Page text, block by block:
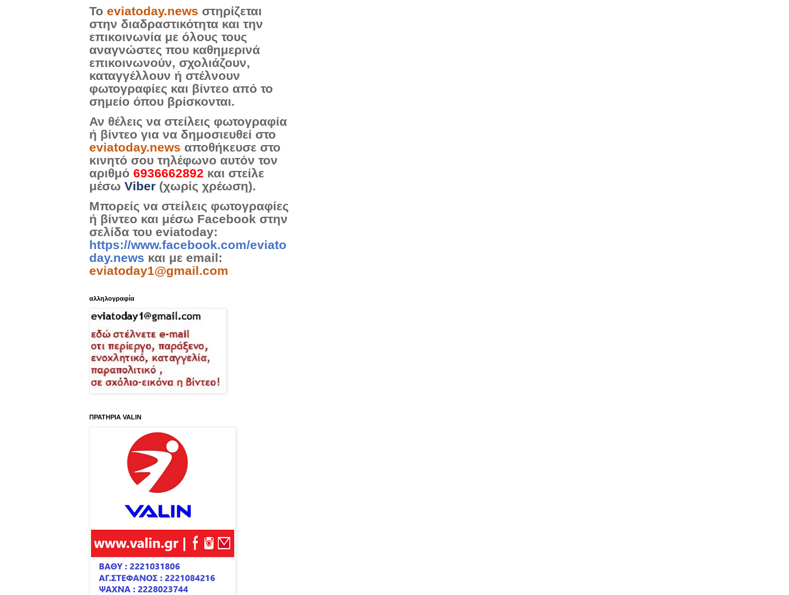
Το eviatoday.news στηρίζεται
στην διαδραστικότητα και την
επικοινωνία με όλους τους
αναγνώστες που καθημερινά
επικοινωνούν, σχολιάζουν,
καταγγέλλουν ή στέλνουν
φωτογραφίες και βίντεο από το
σημείο όπου βρίσκονται.
Αν θέλεις να στείλεις φωτογραφία
ή βίντεο για να δημοσιευθεί στο
eviatoday.news αποθήκευσε στο
κινητό σου τηλέφωνο αυτόν τον
αριθμό 6936662892 και στείλε
μέσω Viber (χωρίς χρέωση).
Μπορείς να στείλεις φωτογραφίες
ή βίντεο και μέσω Facebook στην
σελίδα του eviatoday:
https://www.facebook.com/eviato
day.news και με email:
eviatoday1@gmail.com
αλληλογραφία
ΠΡΑΤΗΡΙΑ VALIN